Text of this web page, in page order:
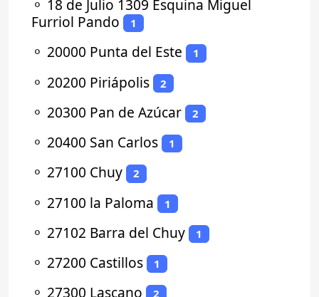
⚬ 18 de Julio 1309 Esquina Miguel
Furriol Pando
1
⚬ 20000 Punta del Este 1
⚬ 20200 Piriápolis 2
⚬ 20300 Pan de Azúcar 2
⚬ 20400 San Carlos 1
⚬ 27100 Chuy 2
⚬ 27100 la Paloma 1
⚬ 27102 Barra del Chuy 1
⚬ 27200 Castillos 1
⚬ 27300 Lascano 2